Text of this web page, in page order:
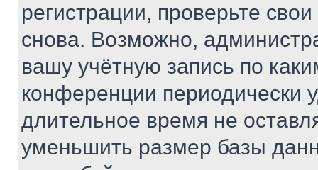
регистрации, проверьте
снова. Возможно,
вашу учётную запись по
конференции периодически
длительное время не
уменьшить размер базы